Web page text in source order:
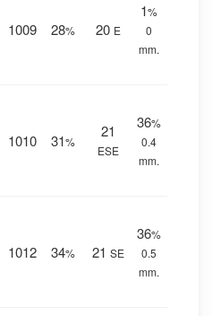
1009 28% 20 E
1%
0
mm.
1010 31%
21
ESE
36%
0.4
mm.
1012 34% 21 SE
36%
0.5
mm.